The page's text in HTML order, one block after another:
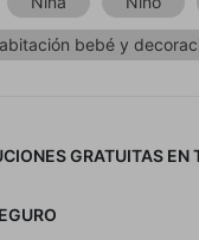
bebé y
GRATUITAS EN